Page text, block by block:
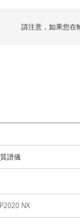
e
請注意，如果您在